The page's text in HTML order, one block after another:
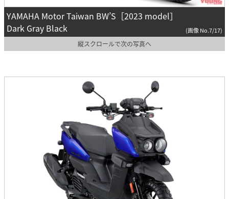
YAMAHA Motor Taiwan BW’S［2023 model］
Dark Gray Black
(画像 No.7/17)
縦スクロールで次の写真へ